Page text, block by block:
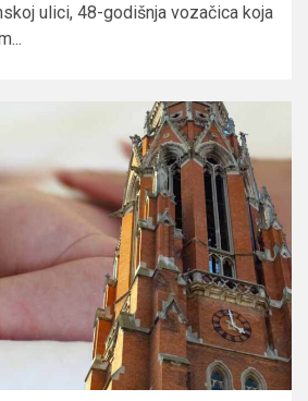
ulici, 48-godišnja vozačica koja